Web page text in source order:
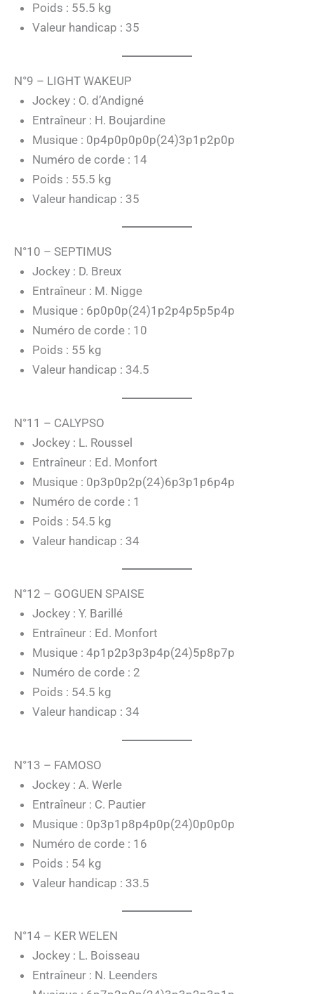
Poids : 55.5 kg
Valeur handicap : 35
N°9 – LIGHT WAKEUP
Jockey : O. d’Andigné
Entraîneur : H. Boujardine
Musique : 0p4p0p0p0p(24)3p1p2p0p
Numéro de corde : 14
Poids : 55.5 kg
Valeur handicap : 35
N°10 – SEPTIMUS
Jockey : D. Breux
Entraîneur : M. Nigge
Musique : 6p0p0p(24)1p2p4p5p5p4p
Numéro de corde : 10
Poids : 55 kg
Valeur handicap : 34.5
N°11 – CALYPSO
Jockey : L. Roussel
Entraîneur : Ed. Monfort
Musique : 0p3p0p2p(24)6p3p1p6p4p
Numéro de corde : 1
Poids : 54.5 kg
Valeur handicap : 34
N°12 – GOGUEN SPAISE
Jockey : Y. Barillé
Entraîneur : Ed. Monfort
Musique : 4p1p2p3p3p4p(24)5p8p7p
Numéro de corde : 2
Poids : 54.5 kg
Valeur handicap : 34
N°13 – FAMOSO
Jockey : A. Werle
Entraîneur : C. Pautier
Musique : 0p3p1p8p4p0p(24)0p0p0p
Numéro de corde : 16
Poids : 54 kg
Valeur handicap : 33.5
N°14 – KER WELEN
Jockey : L. Boisseau
Entraîneur : N. Leenders